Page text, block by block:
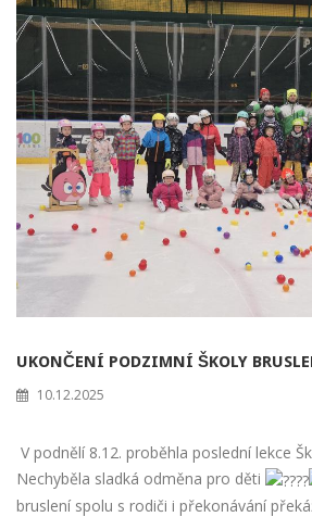
UKONČENÍ PODZIMNÍ ŠKOLY
10.12.2025
V podnělí 8.12. proběhla poslední lekce
Nechyběla sladká odměna pro děti
bruslení spolu s rodiči i překonávání